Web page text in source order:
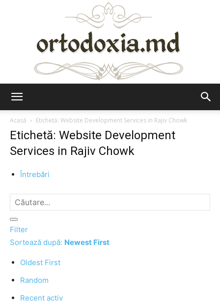
Acasă
Etichetă: Website Development Services in Rajiv Chowk
Etichetă: Website Development
Services in Rajiv Chowk
Întrebări
Filter
Sortează după: Newest First
Oldest First
Random
Recent activ